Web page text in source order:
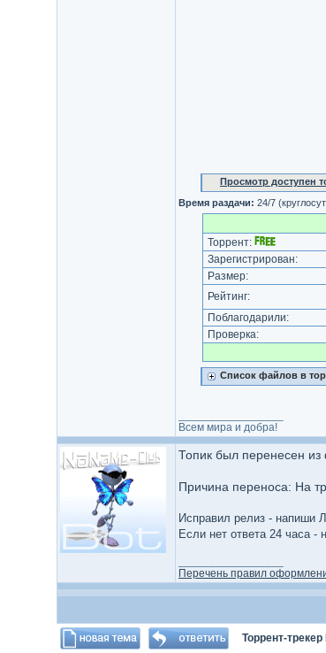
Просмотр доступен
Время раздачи: 24/7
Торрент:
Зарегистрирован:
Размер:
Рейтинг:
Поблагодарили:
Проверка:
Список файлов в
Всем мира и добра!
Топик был перенесен
Причина переноса: На
Исправил релиз - напиши
Если нет ответа 24 часа -
Перечень правил
Торрент-трекер